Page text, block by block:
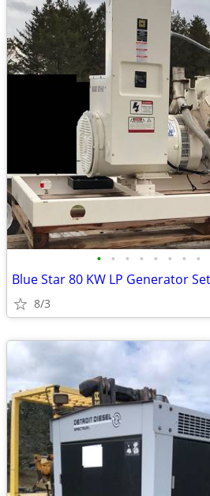
• • • • • • • •
Blue Star 80 KW LP Generator
8/3